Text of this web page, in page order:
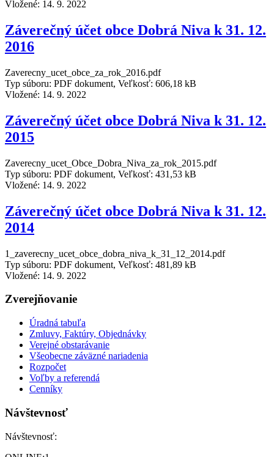
Vložené: 14. 9. 2022
Záverečný účet obce Dobrá Niva k 31. 12.
2016
Zaverecny_ucet_obce_za_rok_2016.pdf
Typ súboru: PDF dokument, Veľkosť: 606,18 kB
Vložené: 14. 9. 2022
Záverečný účet obce Dobrá Niva k 31. 12.
2015
Zaverecny_ucet_Obce_Dobra_Niva_za_rok_2015.pdf
Typ súboru: PDF dokument, Veľkosť: 431,53 kB
Vložené: 14. 9. 2022
Záverečný účet obce Dobrá Niva k 31. 12.
2014
1_zaverecny_ucet_obce_dobra_niva_k_31_12_2014.pdf
Typ súboru: PDF dokument, Veľkosť: 481,89 kB
Vložené: 14. 9. 2022
Zverejňovanie
Úradná tabuľa
Zmluvy, Faktúry, Objednávky
Verejné obstarávanie
Všeobecne záväzné nariadenia
Rozpočet
Voľby a referendá
Cenníky
Návštevnosť
Návštevnosť: